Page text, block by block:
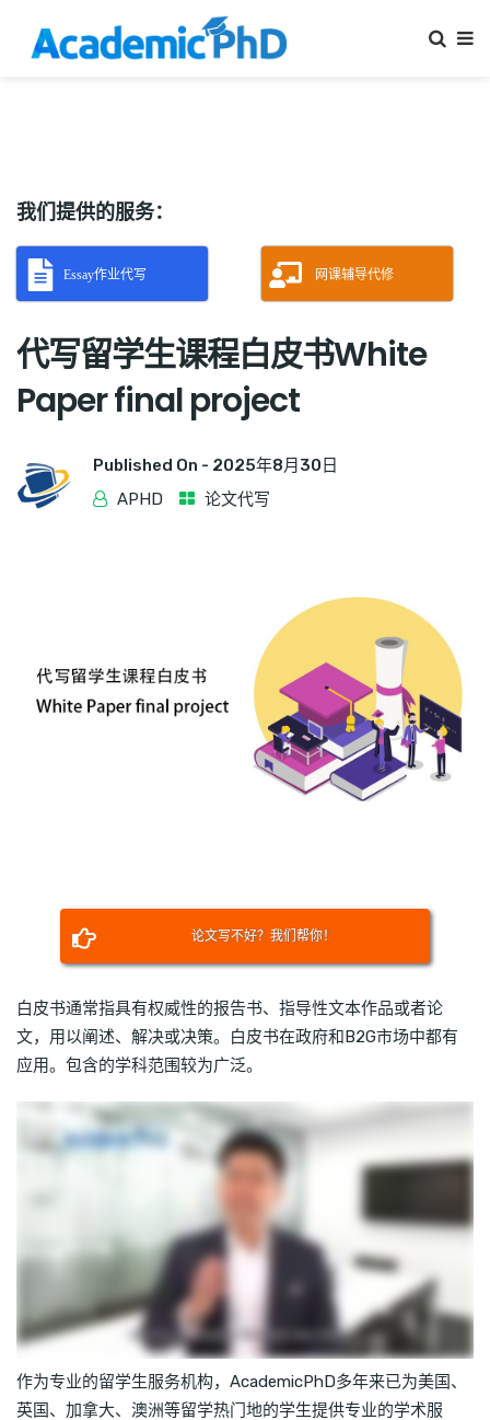
我们提供的服务：
Essay作业代写 网课辅导代修
代写留学生课程白皮书White
Paper final project
Published On - 2025年8月30日
APHD
论文代写
论文写不好？我们帮你！
白皮书通常指具有权威性的报告书、指导性文本作品或者论
文，用以阐述、解决或决策。白皮书在政府和B2G市场中都有
应用。包含的学科范围较为广泛。
作为专业的留学生服务机构，AcademicPhD多年来已为美国、
英国、加拿大、澳洲等留学热门地的学生提供专业的学术服